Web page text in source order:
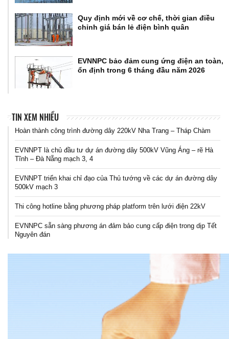
Quy định mới về cơ chế, thời gian điều
chỉnh giá bán lẻ điện bình quân
EVNNPC bảo đảm cung ứng điện an toàn,
ổn định trong 6 tháng đầu năm 2026
TIN XEM NHIỀU
Hoàn thành công trình đường dây 220kV Nha Trang – Tháp Chàm
EVNNPT là chủ đầu tư dự án đường dây 500kV Vũng Áng – rẽ Hà
Tĩnh – Đà Nẵng mạch 3, 4
EVNNPT triển khai chỉ đạo của Thủ tướng về các dự án đường dây
500kV mạch 3
Thi công hotline bằng phương pháp platform trên lưới điện 22kV
EVNNPC sẵn sàng phương án đảm bảo cung cấp điện trong dịp Tết
Nguyên đán